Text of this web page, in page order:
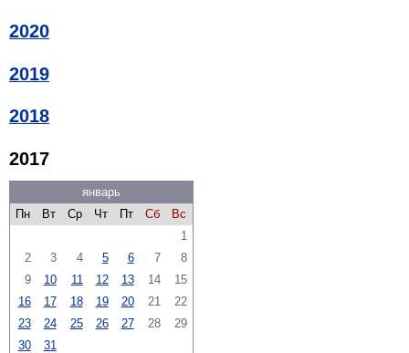
2020
2019
2018
2017
январь
Пн
Вт Ср Чт Пт Сб
Вс
1
2
3 4 5 6 7
8
9
10 11 12 13 14
15
16
17 18 19 20 21
22
23
24 25 26 27 28
29
30
31